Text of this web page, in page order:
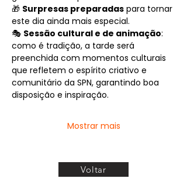
🎁 Surpresas preparadas para tornar
este dia ainda mais especial.
🎭 Sessão cultural e de animação:
como é tradição, a tarde será
preenchida com momentos culturais
que refletem o espírito criativo e
comunitário da SPN, garantindo boa
disposição e inspiração.
Mostrar mais
Voltar